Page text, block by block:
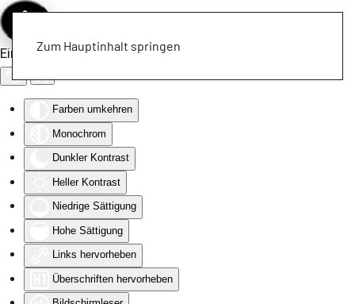
Eingabehilfen öffnen
Farben umkehren
Monochrom
Dunkler Kontrast
Heller Kontrast
Niedrige Sättigung
Hohe Sättigung
Links hervorheben
Überschriften hervorheben
Zum Hauptinhalt springen